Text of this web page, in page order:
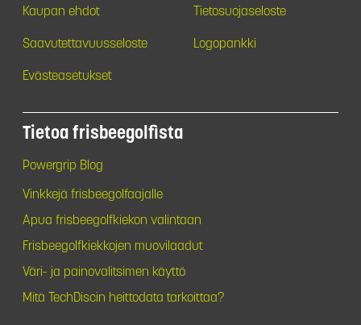
Kaupan ehdot Tietosuojaseloste
Saavutettavuusseloste Logopankki
Evästeasetukset
Tietoa frisbeegolfista
Powergrip Blog
Vinkkejä frisbeegolfaajalle
Apua frisbeegolfkiekon valintaan
Frisbeegolfkiekkojen muovilaadut
Väri- ja painovalitsimen käyttö
Mitä TechDiscin heittodata tarkoittaa?